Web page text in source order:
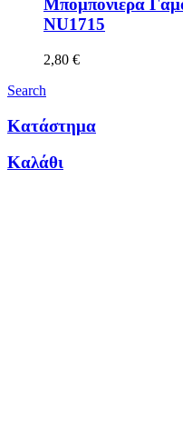
Μπομπονιέρα
NU1715
2,80 €
Search
Κατάστημα
Καλάθι